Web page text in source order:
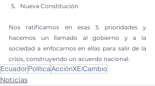
Nueva Constitución
Nos ratificamos en esas 5 prioridades y
hacemos un llamado al gobierno y a la
sociedad a enfocarnos en ellas para salir de la
crisis, construyendo un acuerdo nacional.
EcuadorPolíticaAcciónXElCambio
Noticias